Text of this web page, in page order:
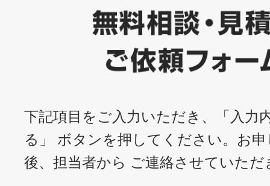
下記項目をご入力いただき、「入力
る」 ボタンを押してください。 お
後、担当者から ご連絡させていただ